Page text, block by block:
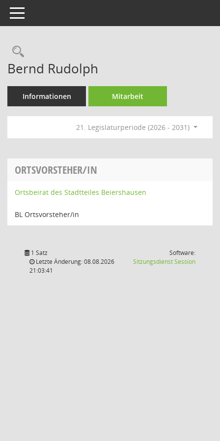
Toggle navigation
Rechercheauswahl
Bernd Rudolph
Informationen Mitarbeit
21. Legislaturperiode (2026 - 2031)
ORTSVORSTEHER/IN
Ortsbeirat des Stadtteiles Beiershausen
BL Ortsvorsteher/in
1 Satz
Letzte Änderung: 08.08.2026
21:03:41
Software:
SitzungsdienstSession(Wird in